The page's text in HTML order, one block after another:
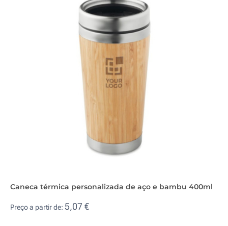
Caneca térmica personalizada de aço e bambu 400ml
Preço a partir de: 5,07 €